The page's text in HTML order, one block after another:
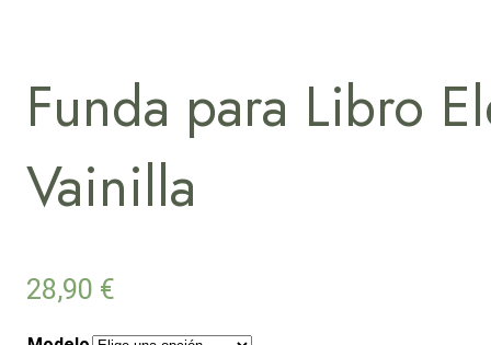
Funda para Libro
Vainilla
28,90 €